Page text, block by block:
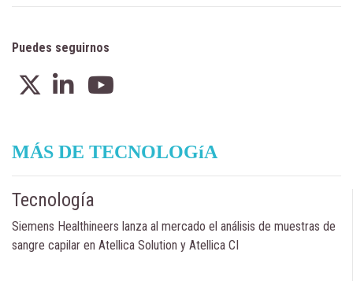
Puedes seguirnos
MÁS DE TECNOLOGíA
Tecnología
Siemens Healthineers lanza al mercado el análisis de muestras de
sangre capilar en Atellica Solution y Atellica CI